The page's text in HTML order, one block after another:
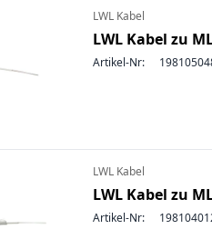
LWL Kabel
LWL Kabel zu
Artikel-Nr:
LWL Kabel
LWL Kabel zu
Artikel-Nr: